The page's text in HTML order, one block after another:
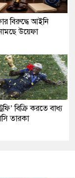
বিরুদ্ধে আইনি
উয়েফা
বিক্রি করতে বাধ্য
তারকা